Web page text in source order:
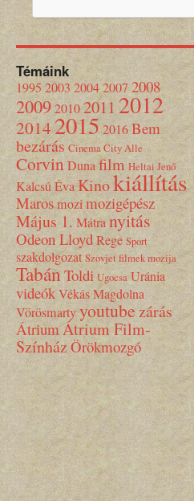
Témáink
1995 2003 200420072008
200920102011 2012
2014 2015 2016Bem
bezárás Cinema City Alle
CorvinDunafilm Heltai Jenő
Kalcsú ÉvaKinokiállítás
Marosmozimozigépész
Május 1. Mátranyitás
Odeon LloydRege Sport
szakdolgozat Szovjet filmek mozija
Tabán Toldi Ugocsa Uránia
videókVékás Magdolna
Vörösmartyyoutubezárás
ÁtriumÁtrium Film-
SzínházÖrökmozgó